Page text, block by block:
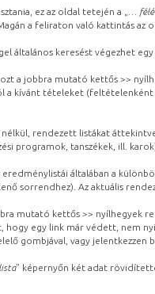
ez az oldal tetején a „
…
a feliraton való kattintás az
általános keresést végezhet
a jobbra mutató kettős >>
a kívánt tételeket (feltételenként
nélkül, rendezett listákat
programok, tanszékek, ill.
eredménylistái általában a
sorrendhez). Az aktuális
mutató kettős >> nyílhegyek
egy link már védett, nem
gombjával, vagy
” képernyőn két adat